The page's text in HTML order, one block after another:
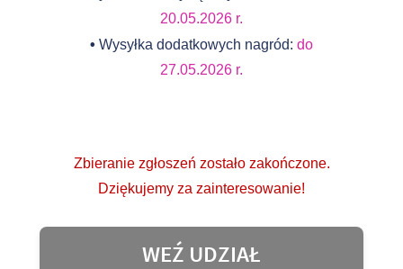
20.05.2026 r.
• Wysyłka dodatkowych nagród: do
27.05.2026 r.
Zbieranie zgłoszeń zostało zakończone.
Dziękujemy za zainteresowanie!
WEŹ UDZIAŁ